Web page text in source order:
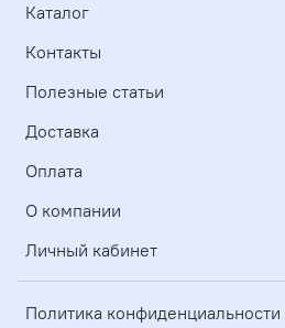
Каталог
Контакты
Полезные статьи
Доставка
Оплата
О компании
Личный кабинет
Политика